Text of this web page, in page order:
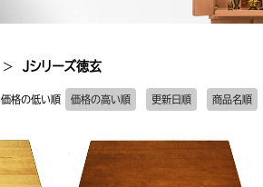
Jシリーズ徳玄
価格の低い順 価格の高い順 更新日順 商品名順